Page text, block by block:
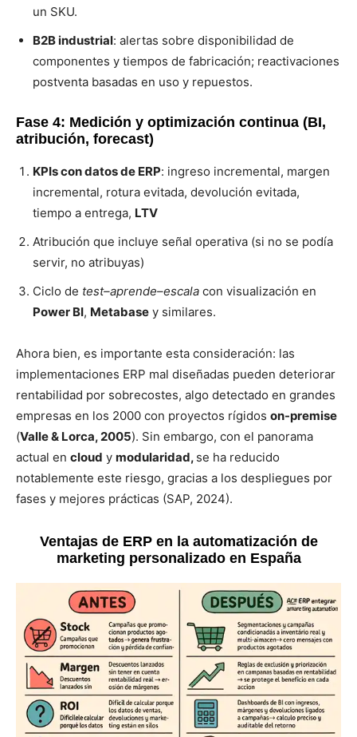
un SKU.
B2B industrial: alertas sobre disponibilidad de
componentes y tiempos de fabricación; reactivaciones
postventa basadas en uso y repuestos.
Fase 4: Medición y optimización continua (BI,
atribución, forecast)
KPIs con datos de ERP: ingreso incremental, margen
incremental, rotura evitada, devolución evitada,
tiempo a entrega, LTV
Atribución que incluye señal operativa (si no se podía
servir, no atribuyas)
Ciclo de test–aprende–escala con visualización en
Power BI, Metabase y similares.
Ahora bien, es importante esta consideración: las
implementaciones ERP mal diseñadas pueden deteriorar
rentabilidad por sobrecostes, algo detectado en grandes
empresas en los 2000 con proyectos rígidos on-premise
(Valle & Lorca, 2005). Sin embargo, con el panorama
actual en cloud y modularidad, se ha reducido
notablemente este riesgo, gracias a los despliegues por
fases y mejores prácticas (SAP, 2024).
Ventajas de ERP en la automatización de
marketing personalizado en España